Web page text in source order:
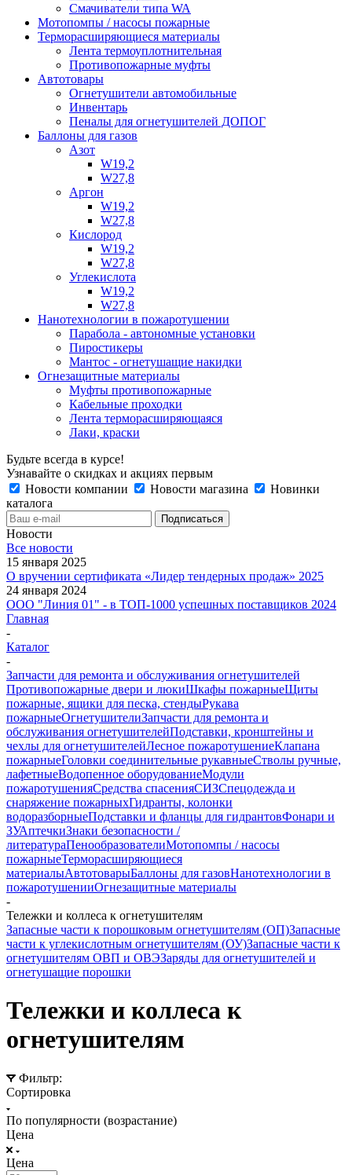
Смачиватели типа WA
Мотопомпы / насосы пожарные
Терморасширяющиеся материалы
Лента термоуплотнительная
Противопожарные муфты
Автотовары
Огнетушители автомобильные
Инвентарь
Пеналы для огнетушителей ДОПОГ
Баллоны для газов
Азот
W19,2
W27,8
Аргон
W19,2
W27,8
Кислород
W19,2
W27,8
Углекислота
W19,2
W27,8
Нанотехнологии в пожаротушении
Парабола - автономные установки
Пиростикеры
Мантос - огнетушащие накидки
Огнезащитные материалы
Муфты противопожарные
Кабельные проходки
Лента терморасширяющаяся
Лаки, краски
Будьте всегда в курсе!
Узнавайте о скидках и акциях первым
Новости компании
Новости магазина
Новинки
каталога
Новости
Все новости
15 января 2025
О вручении сертификата «Лидер тендерных продаж» 2025
24 января 2024
ООО "Линия 01" - в ТОП-1000 успешных поставщиков 2024
Главная
-
Каталог
-
Запчасти для ремонта и обслуживания огнетушителей
Противопожарные двери и люкиШкафы пожарныеЩиты
пожарные, ящики для песка, стендыРукава
пожарныеОгнетушителиЗапчасти для ремонта и
обслуживания огнетушителейПодставки, кронштейны и
чехлы для огнетушителейЛесное пожаротушениеКлапана
пожарныеГоловки соединительные рукавныеСтволы ручные,
лафетныеВодопенное оборудованиеМодули
пожаротушенияСредства спасенияСИЗСпецодежда и
снаряжение пожарныхГидранты, колонки
водоразборныеПодставки и фланцы для гидрантовФонари и
ЗУАптечкиЗнаки безопасности /
литератураПенообразователиМотопомпы / насосы
пожарныеТерморасширяющиеся
материалыАвтотоварыБаллоны для газовНанотехнологии в
пожаротушенииОгнезащитные материалы
-
Тележки и коллеса к огнетушителям
Запасные части к порошковым огнетушителям (ОП)Запасные
части к углекислотным огнетушителям (ОУ)Запасные части к
огнетушителям ОВП и ОВЭЗаряды для огнетушителей и
огнетушащие порошки
Тележки и коллеса к
огнетушителям
Фильтр:
Сортировка
По популярности (возрастание)
Цена
Цена